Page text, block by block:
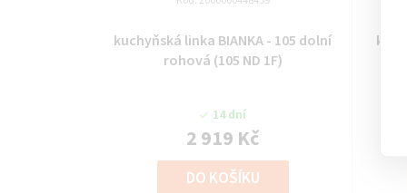
kuchyňská linka BIANKA - 105 dolní
rohová (105 ND 1F)
14 dní
2 919 Kč
DO KOŠÍKU